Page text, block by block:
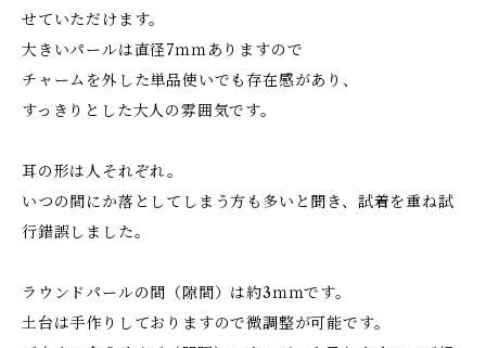
せていただけます。
大きいパールは直径7ｍｍありますので
チャームを外した単品使いでも存在感があり、
すっきりとした大人の雰囲気です。
耳の形は人それぞれ。
いつの間にか落としてしまう方も多いと聞き、試着を重ね試
行錯誤しました。
ラウンドパールの間（隙間）は約3ｍｍです。
土台は手作りしておりますので微調整が可能です。